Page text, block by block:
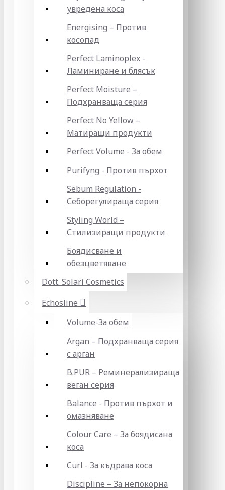
увредена коса
Energising – Против
косопад
Perfect Laminoplex -
Ламиниране и блясък
Perfect Moisture –
Подхранваща серия
Perfect No Yellow –
Матиращи продукти
Perfect Volume - За обем
Purifyng - Против пърхот
Sebum Regulation -
Себорегулираща серия
Styling World –
Стилизиращи продукти
Боядисване и
обезцветяване
Dott. Solari Cosmetics
Echosline
Volume-За обем
Argan – Подхранваща серия
с арган
B.PUR – Реминерализираща
веган серия
Balance - Против пърхот и
омазняване
Colour Care – За боядисана
коса
Curl - За къдрава коса
Discipline – За непокорна